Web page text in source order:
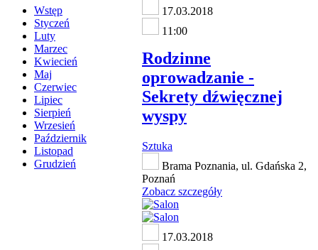
Wstęp
Styczeń
Luty
Marzec
Kwiecień
Maj
Czerwiec
Lipiec
Sierpień
Wrzesień
Październik
Listopad
Grudzień
17.03.2018
11:00
Rodzinne
oprowadzanie -
Sekrety dźwięcznej
wyspy
Sztuka
Brama Poznania, ul. Gdańska 2,
Poznań
Zobacz szczegóły
17.03.2018